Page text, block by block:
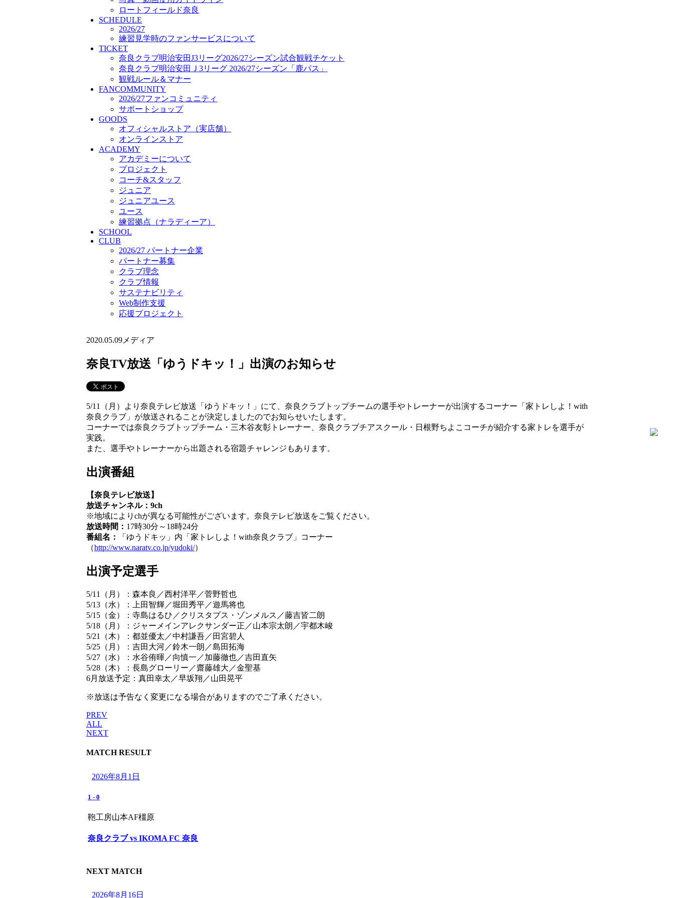
プロジェクト
コーチ&スタッフ
ジュニア
ジュニアユース
ユース
練習拠点（ナラディーア）
SCHOOL
CLUB
2026/27 パートナー企業
パートナー募集
クラブ理念
クラブ情報
サステナビリティ
Web制作支援
応援プロジェクト
ロートフィールド奈良
SCHEDULE
2026/27
練習見学時のファンサービスについて
TICKET
奈良クラブ明治安田J3リーグ2026/27シーズン試合観戦チケット
奈良クラブ明治安田Ｊ3リーグ 2026/27シーズン「鹿パス」
観戦ルール＆マナー
FANCOMMUNITY
2026/27ファンコミュニティ
サポートショップ
GOODS
オフィシャルストア（実店舗）
オンラインストア
ACADEMY
アカデミーについて
プロジェクト
コーチ&スタッフ
ジュニア
ジュニアユース
ユース
練習拠点（ナラディーア）
SCHOOL
CLUB
2026/27 パートナー企業
パートナー募集
クラブ理念
クラブ情報
サステナビリティ
Web制作支援
応援プロジェクト
2020.05.09 メディア
奈良TV放送「ゆうドキッ！」出演のお知らせ
5/11（月）より奈良テレビ放送「ゆうドキッ！」にて、奈良クラブトップチームの選手やトレーナーが出演するコーナー「家トレしよ！with
奈良クラブ」が放送されることが決定しましたのでお知らせいたします。
コーナーでは奈良クラブトップチーム・三木谷友彰トレーナー、奈良クラブチアスクール・日根野ちよこコーチが紹介する家トレを選手が
実践。
また、選手やトレーナーから出題される宿題チャレンジもあります。
出演番組
【奈良テレビ放送】
放送チャンネル：9ch
※地域によりchが異なる可能性がございます。奈良テレビ放送をご覧ください。
放送時間： 17時30分～18時24分
番組名：
「ゆうドキッ」内「家トレしよ！with奈良クラブ」コーナー
（http://www.naratv.co.jp/yudoki/）
出演予定選手
5/11（月）：森本良／西村洋平／菅野哲也
5/13（水）：上田智輝／堀田秀平／遊馬将也
5/15（金）：寺島はるひ／クリスタプス・ゾンメルス／藤吉皆二朗
5/18（月）：ジャーメインアレクサンダー正／山本宗太朗／宇都木峻
5/21（木）：都並優太／中村謙吾／田宮碧人
5/25（月）：吉田大河／鈴木一朗／島田拓海
5/27（水）：水谷侑暉／向慎一／加藤徹也／吉田直矢
5/28（木）：長島グローリー／齋藤雄大／金聖基
6月放送予定：真田幸太／早坂翔／山田晃平
※放送は予告なく変更になる場合がありますのでご了承ください。
PREV
ALL
NEXT
MATCH RESULT
2026年8月1日
1 - 0
鞄工房山本AF橿原
奈良クラブ vs IKOMA FC 奈良
NEXT MATCH
2026年8月16日